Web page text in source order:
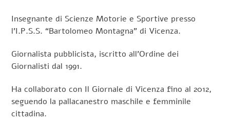
Insegnante di Scienze Motorie e Sportive presso
l’I.P.S.S. “Bartolomeo Montagna” di Vicenza.
Giornalista pubblicista, iscritto all’Ordine dei
Giornalisti dal 1991.
Ha collaborato con Il Giornale di Vicenza fino al 2012,
seguendo la pallacanestro maschile e femminile
cittadina.